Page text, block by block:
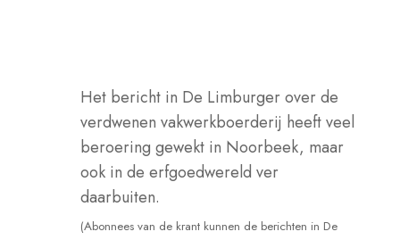
Het bericht in De Limburger over de
verdwenen vakwerkboerderij heeft veel
beroering gewekt in Noorbeek, maar
ook in de erfgoedwereld ver
daarbuiten.
(Abonnees van de krant kunnen de berichten in De